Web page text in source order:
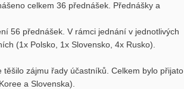
celkem 36 přednášek. Přednášky a
56 přednášek. V rámci jednání v jednotlivých
(1x Polsko, 1x Slovensko, 4x Rusko).
zájmu řady účastníků. Celkem bylo přijato
a Slovenska).